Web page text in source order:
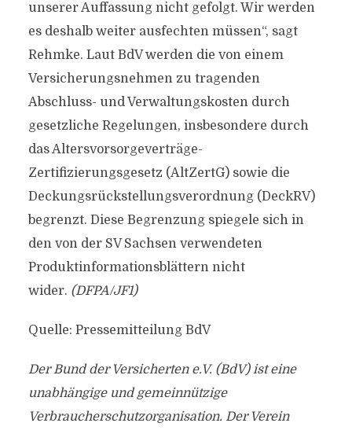
unserer Auffassung nicht gefolgt. Wir werden
es deshalb weiter ausfechten müssen“, sagt
Rehmke. Laut BdV werden die von einem
Versicherungsnehmen zu tragenden
Abschluss- und Verwaltungskosten durch
gesetzliche Regelungen, insbesondere durch
das Altersvorsorgeverträge-
Zertifizierungsgesetz (AltZertG) sowie die
Deckungsrückstellungsverordnung (DeckRV)
begrenzt. Diese Begrenzung spiegele sich in
den von der SV Sachsen verwendeten
Produktinformationsblättern nicht
wider. (DFPA/JF1)
Quelle: Pressemitteilung BdV
Der Bund der Versicherten e.V. (BdV) ist eine
unabhängige und gemeinnützige
Verbraucherschutzorganisation. Der Verein